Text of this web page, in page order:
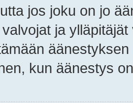
jos joku on jo
ja
kun äänestys